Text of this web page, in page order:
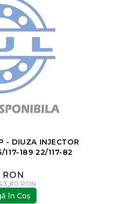
- DIUZA INJECTOR
189 22/117-82
RON
RON
în Coş